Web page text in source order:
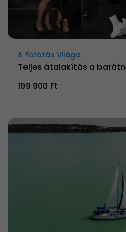
A Fotózás Világa
Teljes átalakítás a
199 900 Ft